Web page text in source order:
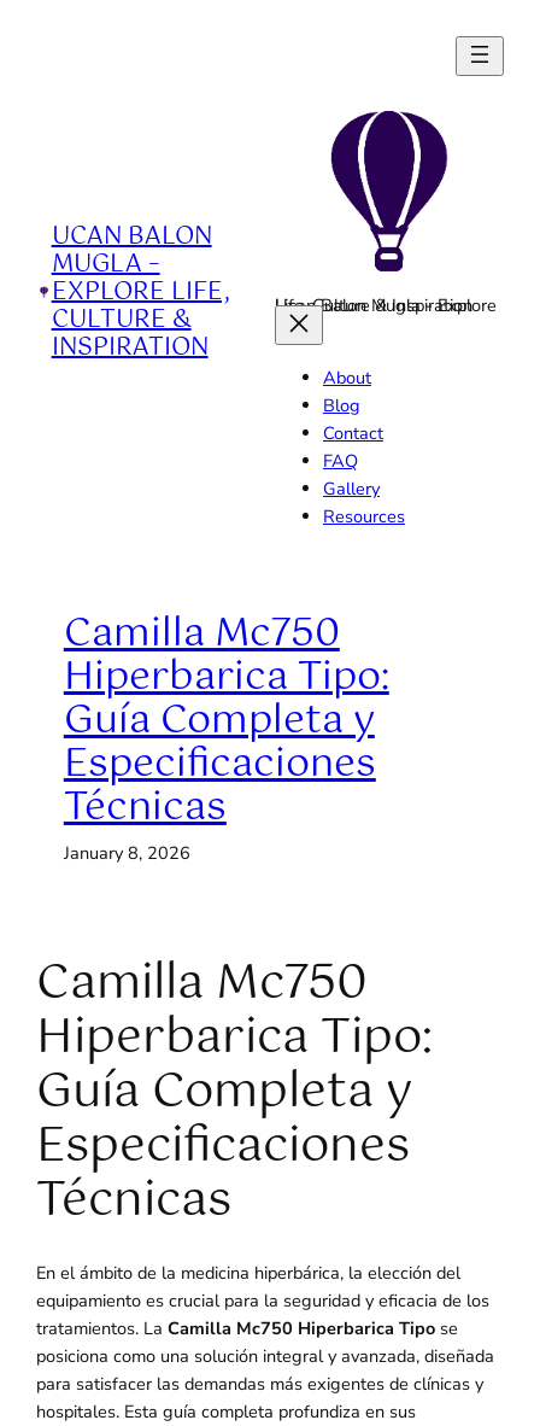
UCAN BALON
MUGLA –
EXPLORE LIFE,
CULTURE &
INSPIRATION
Ucan Balon Mugla - Explore Life, Culture & Inspiration
About
Blog
Contact
FAQ
Gallery
Resources
Camilla Mc750
Hiperbarica Tipo:
Guía Completa y
Especificaciones
Técnicas
January 8, 2026
Camilla Mc750
Hiperbarica Tipo:
Guía Completa y
Especificaciones
Técnicas
En el ámbito de la medicina hiperbárica, la elección del
equipamiento es crucial para la seguridad y eficacia de los
tratamientos. LaCamilla Mc750 Hiperbarica Tipo se
posiciona como una solución integral y avanzada, diseñada
para satisfacer las demandas más exigentes de clínicas y
hospitales. Esta guía completa profundiza en sus